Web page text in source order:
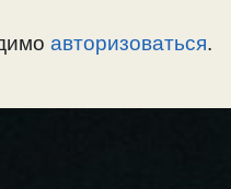
авторизоваться.